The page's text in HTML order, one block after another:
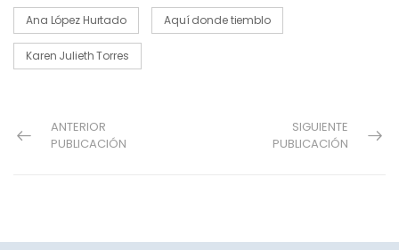
Ana López Hurtado Aquí donde tiemblo
Karen Julieth Torres
ANTERIOR
PUBLICACIÓN
SIGUIENTE
PUBLICACIÓN